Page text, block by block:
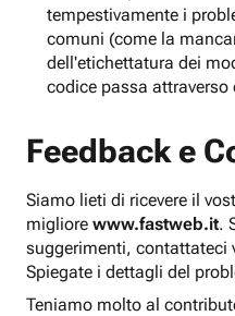
tempestivamente i
comuni (come la
dell'etichettatura dei
codice passa
Feedback e
Siamo lieti di ricevere il
migliore www.fastweb.it.
suggerimenti, contattateci
Spiegate i dettagli del
Teniamo molto al